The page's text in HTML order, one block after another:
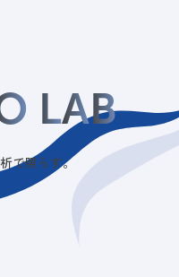
LAB
で照らす。